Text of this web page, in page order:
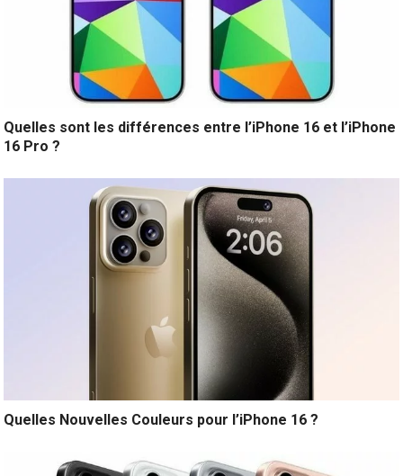
Quelles sont les différences entre l’iPhone 16 et l’iPhone
16 Pro ?
Quelles Nouvelles Couleurs pour l’iPhone 16 ?